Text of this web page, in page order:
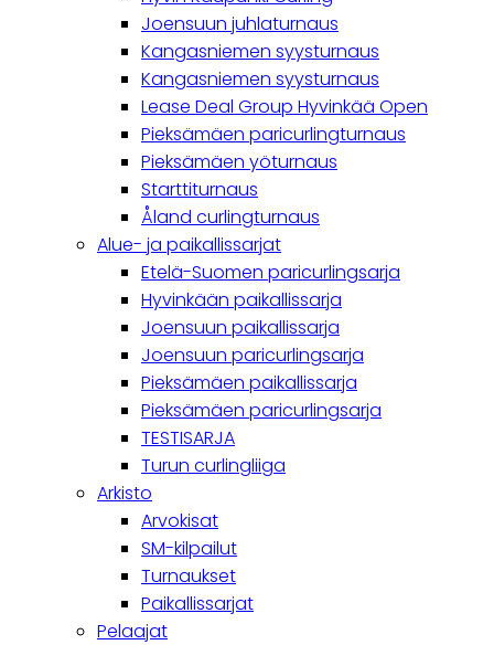
Joensuun juhlaturnaus
Kangasniemen syysturnaus
Kangasniemen syysturnaus
Lease Deal Group Hyvinkää Open
Pieksämäen paricurlingturnaus
Pieksämäen yöturnaus
Starttiturnaus
Åland curlingturnaus
Alue- ja paikallissarjat
Etelä-Suomen paricurlingsarja
Hyvinkään paikallissarja
Joensuun paikallissarja
Joensuun paricurlingsarja
Pieksämäen paikallissarja
Pieksämäen paricurlingsarja
TESTISARJA
Turun curlingliiga
Arkisto
Arvokisat
SM-kilpailut
Turnaukset
Paikallissarjat
Pelaajat